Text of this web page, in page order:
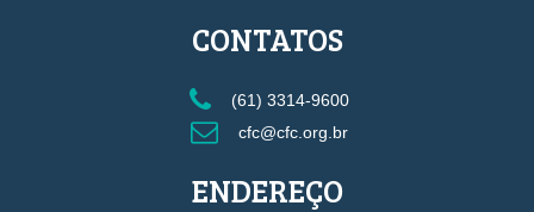
CONTATOS
(61) 3314-9600
cfc@cfc.org.br
ENDEREÇO